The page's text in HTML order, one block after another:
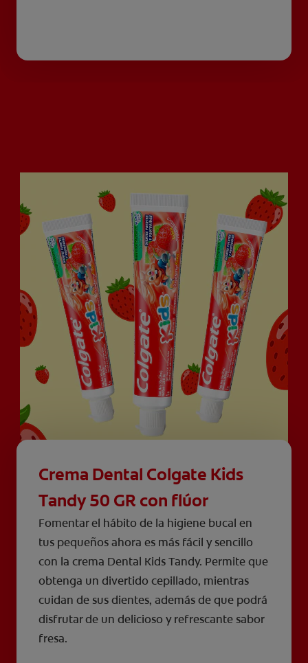
Crema Dental Colgate Kids
Tandy 50 GR con flúor
Fomentar el hábito de la higiene bucal en
tus pequeños ahora es más fácil y sencillo
con la crema Dental Kids Tandy. Permite que
obtenga un divertido cepillado, mientras
cuidan de sus dientes, además de que podrá
disfrutar de un delicioso y refrescante sabor
fresa.